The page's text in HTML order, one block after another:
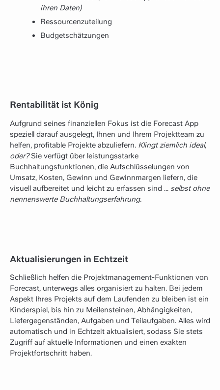
ihren Daten)
Ressourcenzuteilung
Budgetschätzungen
Rentabilität ist König
Aufgrund seines finanziellen Fokus ist die Forecast App
speziell darauf ausgelegt, Ihnen und Ihrem Projektteam zu
helfen, profitable Projekte abzuliefern. Klingt ziemlich ideal,
oder?Sie verfügt über leistungsstarke
Buchhaltungsfunktionen, die Aufschlüsselungen von
Umsatz, Kosten, Gewinn und Gewinnmargen liefern, die
visuell aufbereitet und leicht zu erfassen sind ... selbst ohne
nennenswerte Buchhaltungserfahrung.
Aktualisierungen in Echtzeit
Schließlich helfen die Projektmanagement-Funktionen von
Forecast, unterwegs alles organisiert zu halten. Bei jedem
Aspekt Ihres Projekts auf dem Laufenden zu bleiben ist ein
Kinderspiel, bis hin zu Meilensteinen, Abhängigkeiten,
Liefergegenständen, Aufgaben und Teilaufgaben. Alles wird
automatisch und in Echtzeit aktualisiert, sodass Sie stets
Zugriff auf aktuelle Informationen und einen exakten
Projektfortschritt haben.